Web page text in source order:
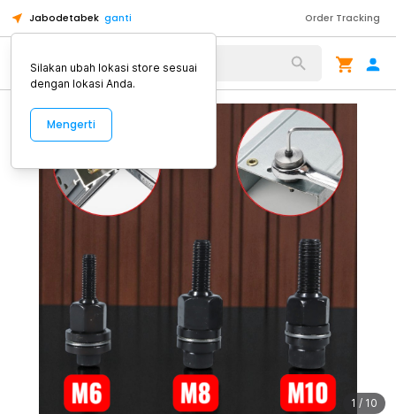
Jabodetabek ganti Order Tracking
Alat Kopi
1 / 10
Silakan ubah lokasi store sesuai
dengan lokasi Anda.
Mengerti